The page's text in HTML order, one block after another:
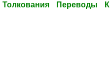
Толкования Переводы